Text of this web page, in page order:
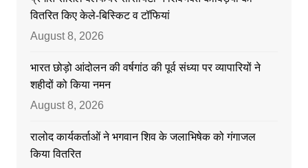
वितरित किए केले-बिस्किट व टॉफियां
August 8, 2026
भारत छोड़ो आंदोलन की वर्षगांठ की पूर्व संध्या पर व्यापारियों ने
शहीदों को किया नमन
August 8, 2026
रालोद कार्यकर्ताओं ने भगवान शिव के जलाभिषेक को गंगाजल
किया वितरित